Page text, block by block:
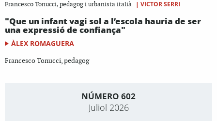
Francesco Tonucci, pedagog i urbanista italià | VICTOR SERRI
"Que un infant vagi sol a l’escola hauria de ser
una expressió de confiança"
ÀLEX ROMAGUERA
Francesco Tonucci, pedagog
NÚMERO 602
Juliol 2026